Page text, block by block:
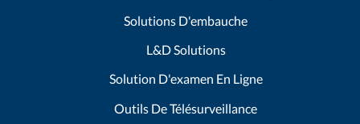
Solutions D'embauche
L&D Solutions
Solution D'examen En Ligne
Outils De Télésurveillance